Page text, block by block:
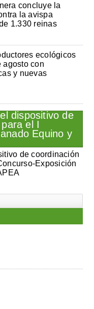
concluye la
la avispa
1.330 reinas
ecológicos
agosto con
y nuevas
de coordinación
Exposición